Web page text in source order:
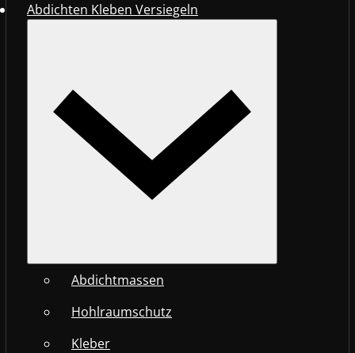
Abdichten Kleben Versiegeln
Abdichtmassen
Hohlraumschutz
Kleber